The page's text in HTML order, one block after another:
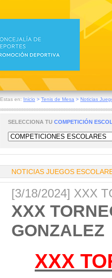
Estas en: Inicio > Tenis de Mesa > Noticias
SELECCIONA TU COMPETICIÓN
NOTICIAS JUEGOS
[3/18/2024] XXX
XXX
GONZALEZ
XXX